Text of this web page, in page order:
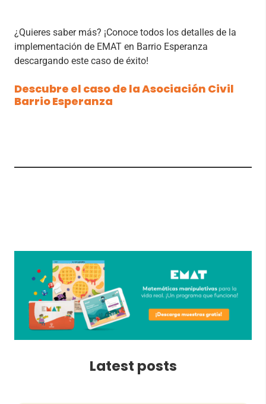
¿Quieres saber más? ¡Conoce todos los detalles de la
implementación de EMAT en Barrio Esperanza
descargando este caso de éxito!
Descubre el caso de la Asociación Civil
Barrio Esperanza
Latest posts